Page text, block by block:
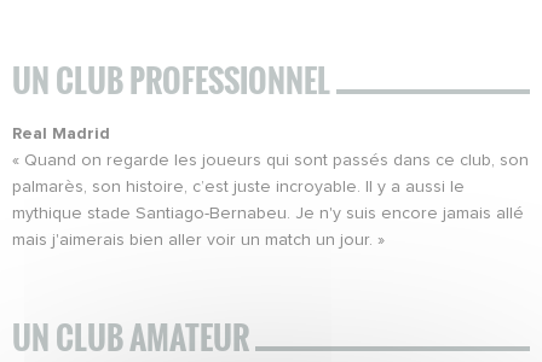
UN CLUB PROFESSIONNEL
Real Madrid
« Quand on regarde les joueurs qui sont passés dans ce club, son
palmarès, son histoire, c’est juste incroyable. Il y a aussi le
mythique stade Santiago-Bernabeu. Je n'y suis encore jamais allé
mais j'aimerais bien aller voir un match un jour. »
UN CLUB AMATEUR